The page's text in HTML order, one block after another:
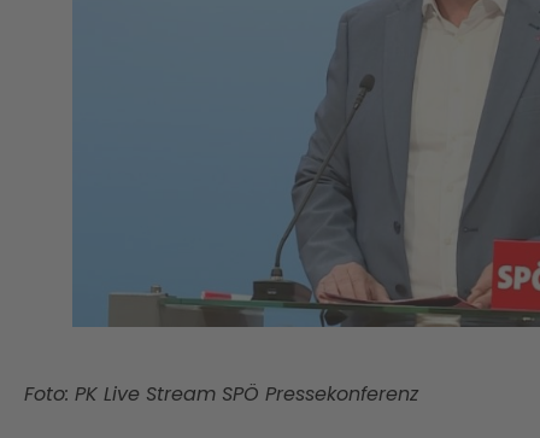
Foto: PK Live Stream SPÖ Pressekonferenz